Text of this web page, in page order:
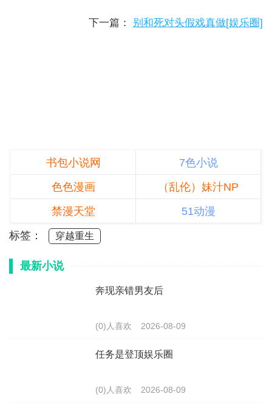
下一篇： 别和死对头假戏真做[娱乐圈]
书包小说网
7色小说
色色漫画
（乱伦）妹汁NP
禁漫天堂
51动漫
标签：
穿越重生
最新小说
奔现亲错男友后
(0)人喜欢 2026-08-09
任务是登顶娱乐圈
(0)人喜欢 2026-08-09